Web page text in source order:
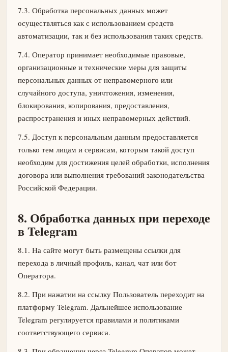
7.3. Обработка персональных данных может
осуществляться как с использованием средств
автоматизации, так и без использования таких средств.
7.4. Оператор принимает необходимые правовые,
организационные и технические меры для защиты
персональных данных от неправомерного или
случайного доступа, уничтожения, изменения,
блокирования, копирования, предоставления,
распространения и иных неправомерных действий.
7.5. Доступ к персональным данным предоставляется
только тем лицам и сервисам, которым такой доступ
необходим для достижения целей обработки, исполнения
договора или выполнения требований законодательства
Российской Федерации.
8. Обработка данных при переходе
в Telegram
8.1. На сайте могут быть размещены ссылки для
перехода в личный профиль, канал, чат или бот
Оператора.
8.2. При нажатии на ссылку Пользователь переходит на
платформу Telegram. Дальнейшее использование
Telegram регулируется правилами и политиками
соответствующего сервиса.